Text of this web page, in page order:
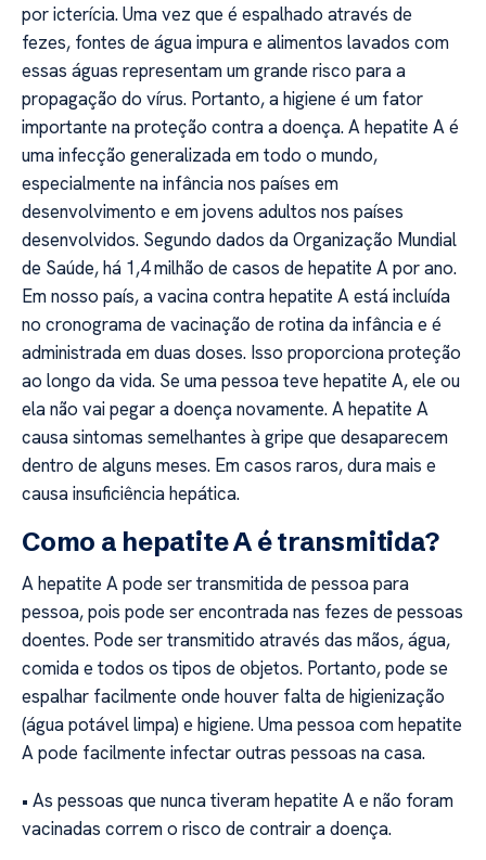
por icterícia. Uma vez que é espalhado através de
fezes, fontes de água impura e alimentos lavados com
essas águas representam um grande risco para a
propagação do vírus. Portanto, a higiene é um fator
importante na proteção contra a doença. A hepatite A é
uma infecção generalizada em todo o mundo,
especialmente na infância nos países em
desenvolvimento e em jovens adultos nos países
desenvolvidos. Segundo dados da Organização Mundial
de Saúde, há 1,4 milhão de casos de hepatite A por ano.
Em nosso país, a vacina contra hepatite A está incluída
no cronograma de vacinação de rotina da infância e é
administrada em duas doses. Isso proporciona proteção
ao longo da vida. Se uma pessoa teve hepatite A, ele ou
ela não vai pegar a doença novamente. A hepatite A
causa sintomas semelhantes à gripe que desaparecem
dentro de alguns meses. Em casos raros, dura mais e
causa insuficiência hepática.
Como a hepatite A é transmitida?
A hepatite A pode ser transmitida de pessoa para
pessoa, pois pode ser encontrada nas fezes de pessoas
doentes. Pode ser transmitido através das mãos, água,
comida e todos os tipos de objetos. Portanto, pode se
espalhar facilmente onde houver falta de higienização
(água potável limpa) e higiene. Uma pessoa com hepatite
A pode facilmente infectar outras pessoas na casa.
• As pessoas que nunca tiveram hepatite A e não foram
vacinadas correm o risco de contrair a doença.